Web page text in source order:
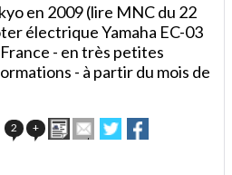
en 2009 (lire MNC du 22
électrique Yamaha EC-03
- en très petites
- à partir du mois de
2 + ImprimerEnvoyer
cet
Partager
sur
sur